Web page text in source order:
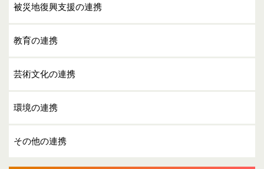
被災地復興支援の連携
教育の連携
芸術文化の連携
環境の連携
その他の連携